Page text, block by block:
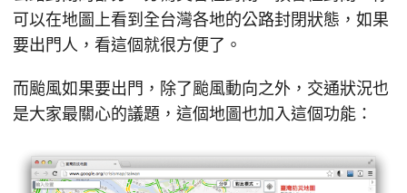
可以在地圖上看到全台灣各地的公路封閉狀態，如果
要出門人，看這個就很方便了。
而颱風如果要出門，除了颱風動向之外，交通狀況也
是大家最關心的議題，這個地圖也加入這個功能：